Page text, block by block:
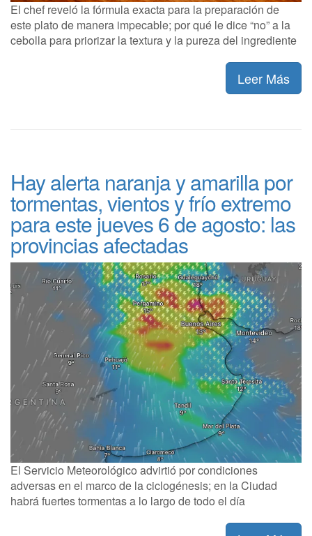
El chef reveló la fórmula exacta para la preparación de
este plato de manera impecable; por qué le dice “no” a la
cebolla para priorizar la textura y la pureza del ingrediente
Leer Más
Hay alerta naranja y amarilla por
tormentas, vientos y frío extremo
para este jueves 6 de agosto: las
provincias afectadas
El Servicio Meteorológico advirtió por condiciones
adversas en el marco de la ciclogénesis; en la Ciudad
habrá fuertes tormentas a lo largo de todo el día